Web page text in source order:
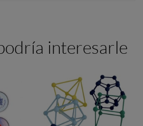
interesarle